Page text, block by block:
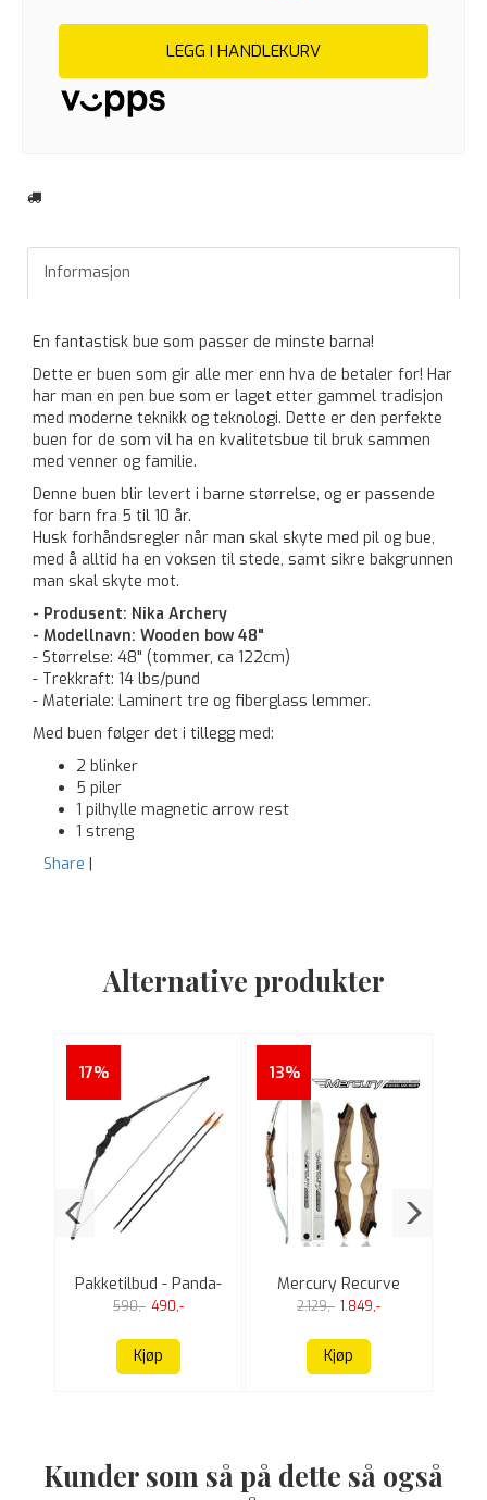
LEGG I HANDLEKURV
Informasjon
En fantastisk bue som passer de minste barna!
Dette er buen som gir alle mer enn hva de betaler for! Har
har man en pen bue som er laget etter gammel tradisjon
med moderne teknikk og teknologi. Dette er den perfekte
buen for de som vil ha en kvalitetsbue til bruk sammen
med venner og familie.
Denne buen blir levert i barne størrelse, og er passende
for barn fra 5 til 10 år.
Husk forhåndsregler når man skal skyte med pil og bue,
med å alltid ha en voksen til stede, samt sikre bakgrunnen
man skal skyte mot.
- Produsent: Nika Archery
- Modellnavn: Wooden bow 48"
- Størrelse: 48" (tommer, ca 122cm)
- Trekkraft: 14 lbs/pund
- Materiale: Laminert tre og fiberglass lemmer.
Med buen følger det i tillegg med:
2 blinker
5 piler
1 pilhylle magnetic arrow rest
1 streng
Share |
Alternative produkter
17%
Pakketilbud - Panda-
R021 Youth Recurve
590,- 490,-
Kjøp
13%
Mercury Recurve
Youth 54" Pakketilbud
2.129,- 1.849,-
Kjøp
Kunder som så på dette så også